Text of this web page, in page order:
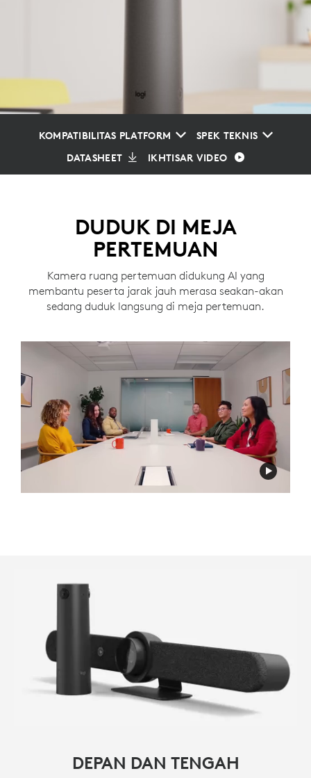
KOMPATIBILITAS PLATFORM
SPEK TEKNIS
DATASHEET
IKHTISAR VIDEO
DUDUK DI MEJA
PERTEMUAN
Kamera ruang pertemuan didukung AI yang
membantu peserta jarak jauh merasa seakan-akan
sedang duduk langsung di meja pertemuan.
DEPAN DAN TENGAH